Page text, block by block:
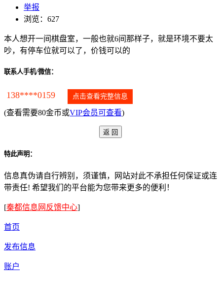
举报
浏览：627
本人想开一间棋盘室，一般也就6间那样子，就是环境不要太
吵，有停车位就可以了，价钱可以的
联系人手机/微信：
138****0159 点击查看完整信息
(查看需要80金币或VIP会员可查看)
特此声明：
信息真伪请自行辨别，须谨慎，网站对此不承担任何保证或连
带责任! 希望我们的平台能为您带来更多的便利！
[秦都信息网反馈中心]
首页
发布信息
账户